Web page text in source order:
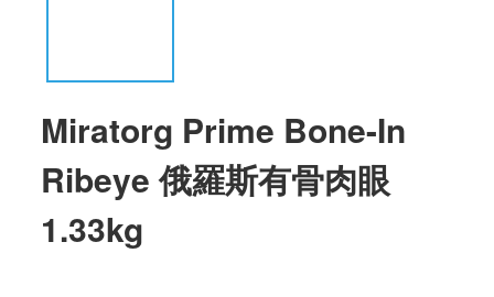
Miratorg Prime Bone-In
Ribeye 俄羅斯有骨肉眼
1.33kg